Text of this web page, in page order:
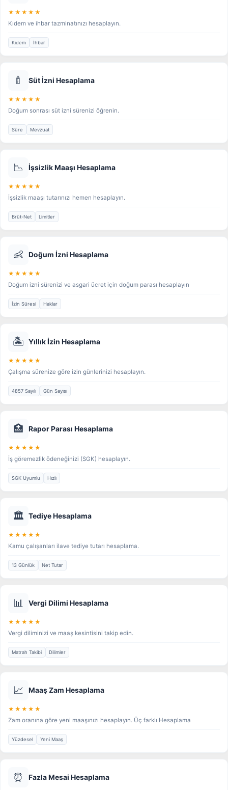
★★★★★
Kıdem ve ihbar tazminatınızı hesaplayın.
Kıdem İhbar
🍼 Süt İzni Hesaplama
★★★★★
Doğum sonrası süt izni sürenizi öğrenin.
Süre Mevzuat
📉 İşsizlik Maaşı Hesaplama
★★★★★
İşsizlik maaşı tutarınızı hemen hesaplayın.
Brüt-Net Limitler
👶 Doğum İzni Hesaplama
★★★★★
Doğum izni sürenizi ve asgari ücret için doğum parası hesaplayın
İzin Süresi Haklar
🏝️ Yıllık İzin Hesaplama
★★★★★
Çalışma sürenize göre izin günlerinizi hesaplayın.
4857 Sayılı Gün Sayısı
🏥 Rapor Parası Hesaplama
★★★★★
İş göremezlik ödeneğinizi (SGK) hesaplayın.
SGK Uyumlu Hızlı
🏛️ Tediye Hesaplama
★★★★★
Kamu çalışanları ilave tediye tutarı hesaplama.
13 Günlük Net Tutar
📊 Vergi Dilimi Hesaplama
★★★★★
Vergi diliminizi ve maaş kesintisini takip edin.
Matrah Takibi Dilimler
📈 Maaş Zam Hesaplama
★★★★★
Zam oranına göre yeni maaşınızı hesaplayın. Üç farklı Hesaplama
Yüzdesel Yeni Maaş
⏰ Fazla Mesai Hesaplama